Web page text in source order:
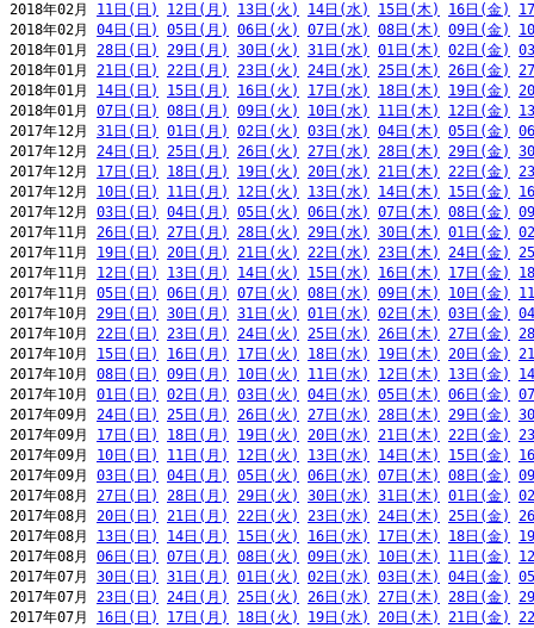
2018年02月 11日(日) 12日(月) 13日(火) 14日(水) 15日(木) 16日(金)
2018年02月 04日(日) 05日(月) 06日(火) 07日(水) 08日(木) 09日(金)
2018年01月 28日(日) 29日(月) 30日(火) 31日(水) 01日(木) 02日(金)
2018年01月 21日(日) 22日(月) 23日(火) 24日(水) 25日(木) 26日(金)
2018年01月 14日(日) 15日(月) 16日(火) 17日(水) 18日(木) 19日(金)
2018年01月 07日(日) 08日(月) 09日(火) 10日(水) 11日(木) 12日(金)
2017年12月 31日(日) 01日(月) 02日(火) 03日(水) 04日(木) 05日(金)
2017年12月 24日(日) 25日(月) 26日(火) 27日(水) 28日(木) 29日(金)
2017年12月 17日(日) 18日(月) 19日(火) 20日(水) 21日(木) 22日(金)
2017年12月 10日(日) 11日(月) 12日(火) 13日(水) 14日(木) 15日(金)
2017年12月 03日(日) 04日(月) 05日(火) 06日(水) 07日(木) 08日(金)
2017年11月 26日(日) 27日(月) 28日(火) 29日(水) 30日(木) 01日(金)
2017年11月 19日(日) 20日(月) 21日(火) 22日(水) 23日(木) 24日(金)
2017年11月 12日(日) 13日(月) 14日(火) 15日(水) 16日(木) 17日(金)
2017年11月 05日(日) 06日(月) 07日(火) 08日(水) 09日(木) 10日(金)
2017年10月 29日(日) 30日(月) 31日(火) 01日(水) 02日(木) 03日(金)
2017年10月 22日(日) 23日(月) 24日(火) 25日(水) 26日(木) 27日(金)
2017年10月 15日(日) 16日(月) 17日(火) 18日(水) 19日(木) 20日(金)
2017年10月 08日(日) 09日(月) 10日(火) 11日(水) 12日(木) 13日(金)
2017年10月 01日(日) 02日(月) 03日(火) 04日(水) 05日(木) 06日(金)
2017年09月 24日(日) 25日(月) 26日(火) 27日(水) 28日(木) 29日(金)
2017年09月 17日(日) 18日(月) 19日(火) 20日(水) 21日(木) 22日(金)
2017年09月 10日(日) 11日(月) 12日(火) 13日(水) 14日(木) 15日(金)
2017年09月 03日(日) 04日(月) 05日(火) 06日(水) 07日(木) 08日(金)
2017年08月 27日(日) 28日(月) 29日(火) 30日(水) 31日(木) 01日(金)
2017年08月 20日(日) 21日(月) 22日(火) 23日(水) 24日(木) 25日(金)
2017年08月 13日(日) 14日(月) 15日(火) 16日(水) 17日(木) 18日(金)
2017年08月 06日(日) 07日(月) 08日(火) 09日(水) 10日(木) 11日(金)
2017年07月 30日(日) 31日(月) 01日(火) 02日(水) 03日(木) 04日(金)
2017年07月 23日(日) 24日(月) 25日(火) 26日(水) 27日(木) 28日(金)
2017年07月 16日(日) 17日(月) 18日(火) 19日(水) 20日(木) 21日(金)